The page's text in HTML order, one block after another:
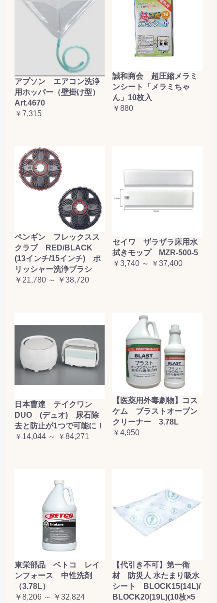
アプソン エアコン洗浄
用ホッパー（壁掛け型）
Art.4670
￥7,315
誠和商会 超圧縮メラミ
ンシート「メラミちゃ
ん」10枚入
￥880
ペンギン フレックスス
クラブ RED/BLACK
(13インチ/15インチ) ポ
リッシャー洗浄ブラシ
￥21,780 ～ ￥38,720
セイワ ザラザラ床用水
拭きモップ MZR-500-5
￥3,740 ～ ￥37,400
日本曹達 テイクワン
DUO (デュオ) 尿石除
去と防止が1つで可能に！
￥14,044 ～ ￥84,271
【医薬用外毒劇物】コス
ケム ブラストオーブン
クリーナー 3.78L
￥4,950
東栄部品 ベトコ レイ
ンフォース 中性洗剤
（3.78L）
￥8,206 ～ ￥32,824
【代引き不可】第一衛
材 防災人 水たまり吸水
シート BLOCK15(14L)/
BLOCK20(19L)(10枚×5